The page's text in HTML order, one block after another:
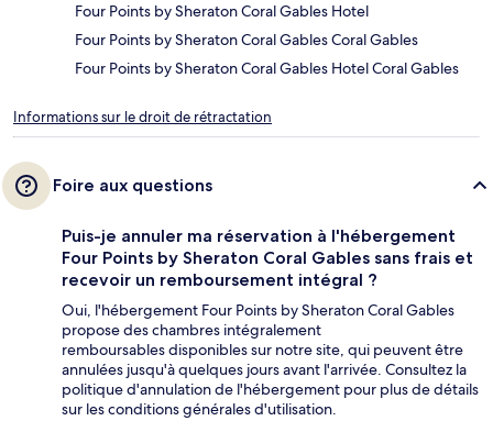
Four Points by Sheraton Coral Gables Hotel
Four Points by Sheraton Coral Gables Coral Gables
Four Points by Sheraton Coral Gables Hotel Coral Gables
Informations sur le droit de rétractation
Foire aux questions
Puis-je annuler ma réservation à l'hébergement
Four Points by Sheraton Coral Gables sans frais et
recevoir un remboursement intégral ?
Oui, l'hébergement Four Points by Sheraton Coral Gables
propose des chambres intégralement
remboursables disponibles sur notre site, qui peuvent être
annulées jusqu'à quelques jours avant l'arrivée. Consultez la
politique d'annulation de l'hébergement pour plus de détails
sur les conditions générales d'utilisation.